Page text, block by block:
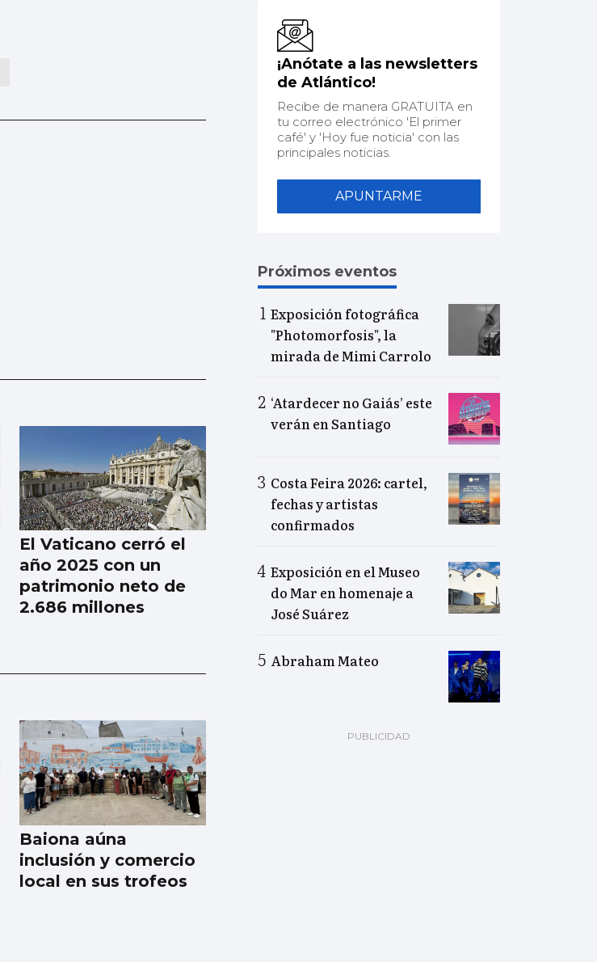
El Vaticano cerró el
año 2025 con un
patrimonio neto de
2.686 millones
Baiona aúna
inclusión y comercio
local en sus trofeos
¡Anótate a las newsletters
de Atlántico!
Recibe de manera GRATUITA en
tu correo electrónico 'El primer
café' y 'Hoy fue noticia' con las
principales noticias.
APUNTARME
Próximos eventos
Exposición fotográfica
"Photomorfosis", la
mirada de Mimi Carrolo
‘Atardecer no Gaiás’ este
verán en Santiago
Costa Feira 2026: cartel,
fechas y artistas
confirmados
Exposición en el Museo
do Mar en homenaje a
José Suárez
Abraham Mateo